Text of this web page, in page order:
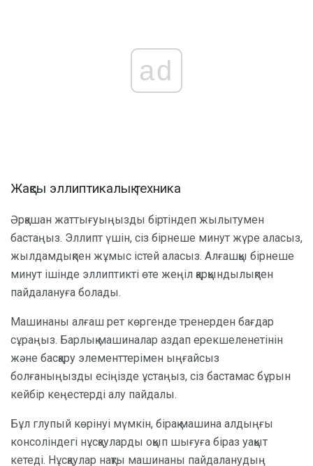
ad
Жақсы эллиптикалық техника
Әрқашан жаттығуыңызды біртіндеп жылытумен
бастаңыз. Эллипт үшін, сіз бірнеше минут жүре аласыз,
жылдамдықпен жұмыс істей аласыз. Алғашқы бірнеше
минут ішінде эллиптикті өте жеңіл қарқындылықпен
пайдалануға болады.
Машинаны алғаш рет көргенде тренерден бағдар
сұраңыз. Барлық машиналар аздап ерекшеленетінін
және басқару элементтерімен ыңғайсыз
болғаныңызды есіңізде ұстаңыз, сіз бастамас бұрын
кейбір кеңестерді алу пайдалы.
Бұл глупый көрінуі мүмкін, бірақ машина алдыңғы
консоліндегі нұсқауларды оқып шығуға біраз уақыт
кетеді. Нұсқаулар нақты машинаны пайдаланудың